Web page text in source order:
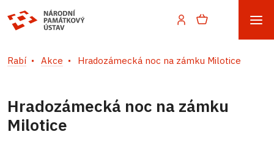
Rabí Akce Hradozámecká noc na zámku Milotice
Hradozámecká noc na zámku
Milotice